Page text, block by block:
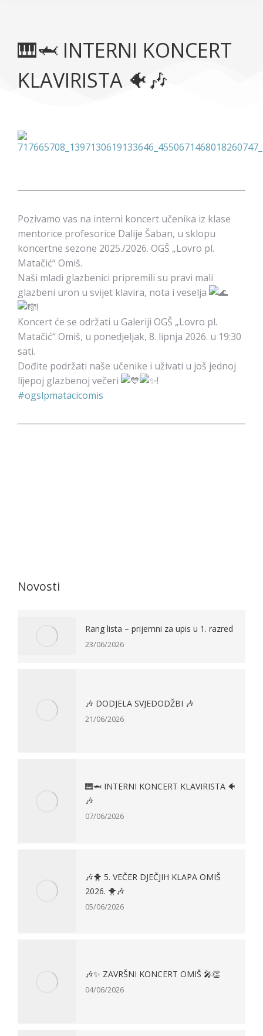
🎹🦈 INTERNI KONCERT
KLAVIRISTA 🐠🎶
Pozivamo vas na interni koncert učenika iz klase
mentorice profesorice Dalije Šaban, u sklopu
koncertne sezone 2025./2026. OGŠ „Lovro pl.
Matačić“ Omiš.
Naši mladi glazbenici pripremili su pravi mali
glazbeni uron u svijet klavira, nota i veselja
!
Koncert će se održati u Galeriji OGŠ „Lovro pl.
Matačić“ Omiš, u ponedjeljak, 8. lipnja 2026. u 19:30
sati.
Dođite podržati naše učenike i uživati u još jednoj
lijepoj glazbenoj večeri
!
#ogslpmatacicomis
Novosti
Rang lista – prijemni za upis u 1. razred
23/06/2026
🎶 DODJELA SVJEDODŽBI 🎶
21/06/2026
🎹🦈 INTERNI KONCERT KLAVIRISTA 🐠
🎶
07/06/2026
🎶🐥 5. VEČER DJEČJIH KLAPA OMIŠ
2026. 🐥🎶
05/06/2026
🎶✨ ZAVRŠNI KONCERT OMIŠ 🎤👏
04/06/2026